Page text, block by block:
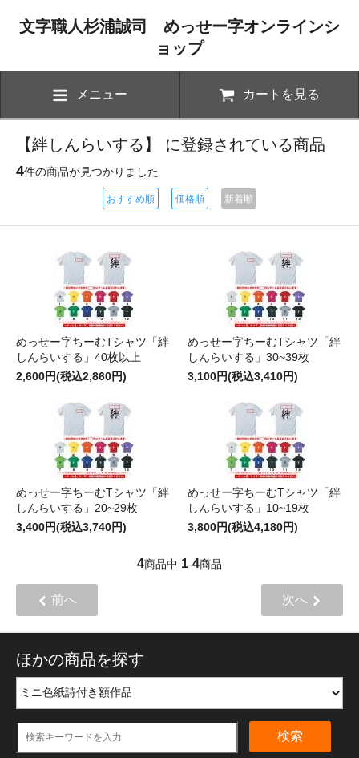
文字職人杉浦誠司 めっせー字オンラインシ
ョップ
メニュー カートを見る
【絆しんらいする】 に登録されている商品
4件の商品が見つかりました
おすすめ順 価格順 新着順
めっせー字ちーむTシャツ「絆
しんらいする」40枚以上
2,600円(税込2,860円)
めっせー字ちーむTシャツ「絆
しんらいする」30~39枚
3,100円(税込3,410円)
めっせー字ちーむTシャツ「絆
しんらいする」20~29枚
3,400円(税込3,740円)
めっせー字ちーむTシャツ「絆
しんらいする」10~19枚
3,800円(税込4,180円)
4商品中 1-4商品
前へ 次へ
ほかの商品を探す
検索